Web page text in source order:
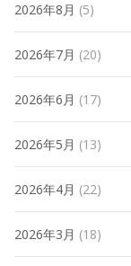
2026年8月 (5)
2026年7月 (20)
2026年6月 (17)
2026年5月 (13)
2026年4月 (22)
2026年3月 (18)